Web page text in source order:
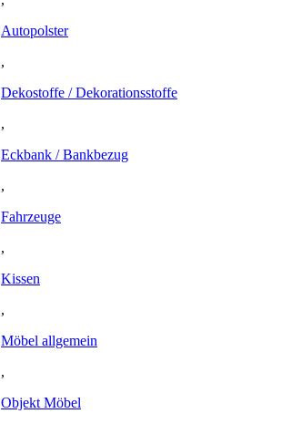
Autopolster
,
Dekostoffe / Dekorationsstoffe
,
Eckbank / Bankbezug
,
Fahrzeuge
,
Kissen
,
Möbel allgemein
,
Objekt Möbel